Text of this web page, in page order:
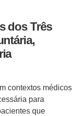
dos Três
contextos médicos
para
que